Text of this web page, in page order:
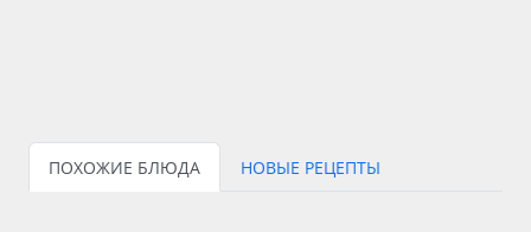
ПОХОЖИЕ БЛЮДА НОВЫЕ РЕЦЕПТЫ